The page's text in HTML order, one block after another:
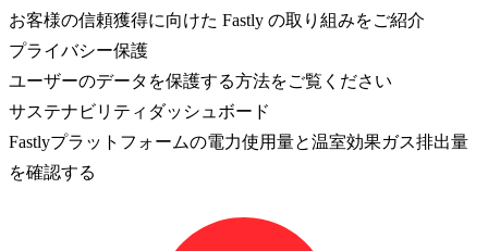
お客様の信頼獲得に向けた Fastly の取り組みをご紹介
プライバシー保護
ユーザーのデータを保護する方法をご覧ください
サステナビリティダッシュボード
Fastlyプラットフォームの電力使用量と温室効果ガス排出量
を確認する